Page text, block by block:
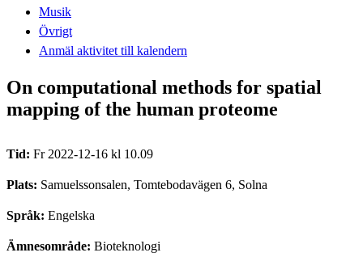
Musik
Övrigt
Anmäl aktivitet till kalendern
On computational methods for spatial
mapping of the human proteome
Tid: Fr 2022-12-16 kl 10.09
Plats: Samuelssonsalen, Tomtebodavägen 6, Solna
Språk: Engelska
Ämnesområde: Bioteknologi